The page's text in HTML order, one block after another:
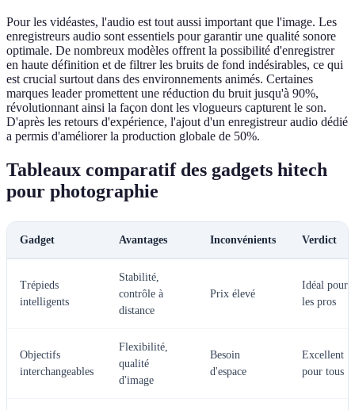
Pour les vidéastes, l'audio est tout aussi important que l'image. Les
enregistreurs audio sont essentiels pour garantir une qualité sonore
optimale. De nombreux modèles offrent la possibilité d'enregistrer
en haute définition et de filtrer les bruits de fond indésirables, ce qui
est crucial surtout dans des environnements animés. Certaines
marques leader promettent une réduction du bruit jusqu'à 90%,
révolutionnant ainsi la façon dont les vlogueurs capturent le son.
D'après les retours d'expérience, l'ajout d'un enregistreur audio dédié
a permis d'améliorer la production globale de 50%.
Tableaux comparatif des gadgets hitech
pour photographie
Gadget Avantages Inconvénients Verdict
Trépieds
intelligents
Stabilité,
contrôle à
distance
Prix élevé
Idéal pour
les pros
Objectifs
interchangeables
Flexibilité,
qualité
d'image
Besoin
d'espace
Excellent
pour tous